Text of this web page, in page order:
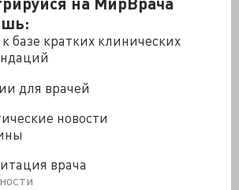
базе кратких клинических
для врачей
новости
врача
участие в добровольческой
в сфере охраны
до 40 баллов, предоставив
стаж (в т.ч. выпускникам
об участии в добровольческой
здравоохранения и
на волонтера;